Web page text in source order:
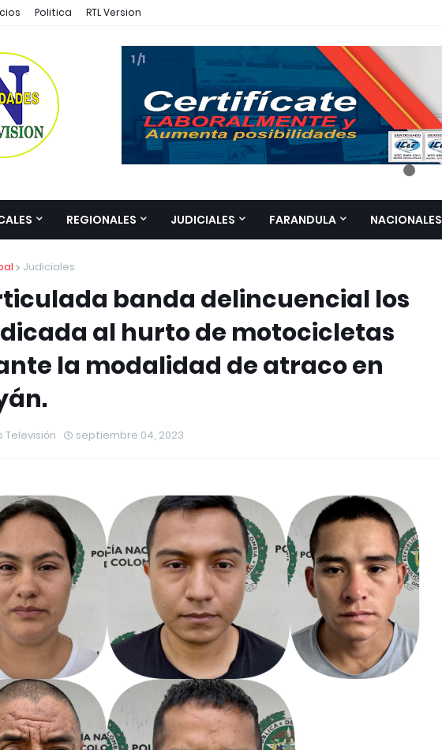
Politica RTL Version
1 /1
REGIONALES JUDICIALES FARANDULA NACIONALES
Judiciales
banda delincuencial los
al hurto de motocicletas
la modalidad de atraco en
Televisión septiembre 04, 2023